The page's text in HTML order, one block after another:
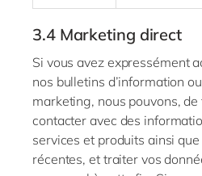
3.4 Marketing direct
Si vous avez expressément
nos bulletins d’information
marketing, nous pouvons,
contacter avec des
services et produits ainsi
récentes, et traiter vos